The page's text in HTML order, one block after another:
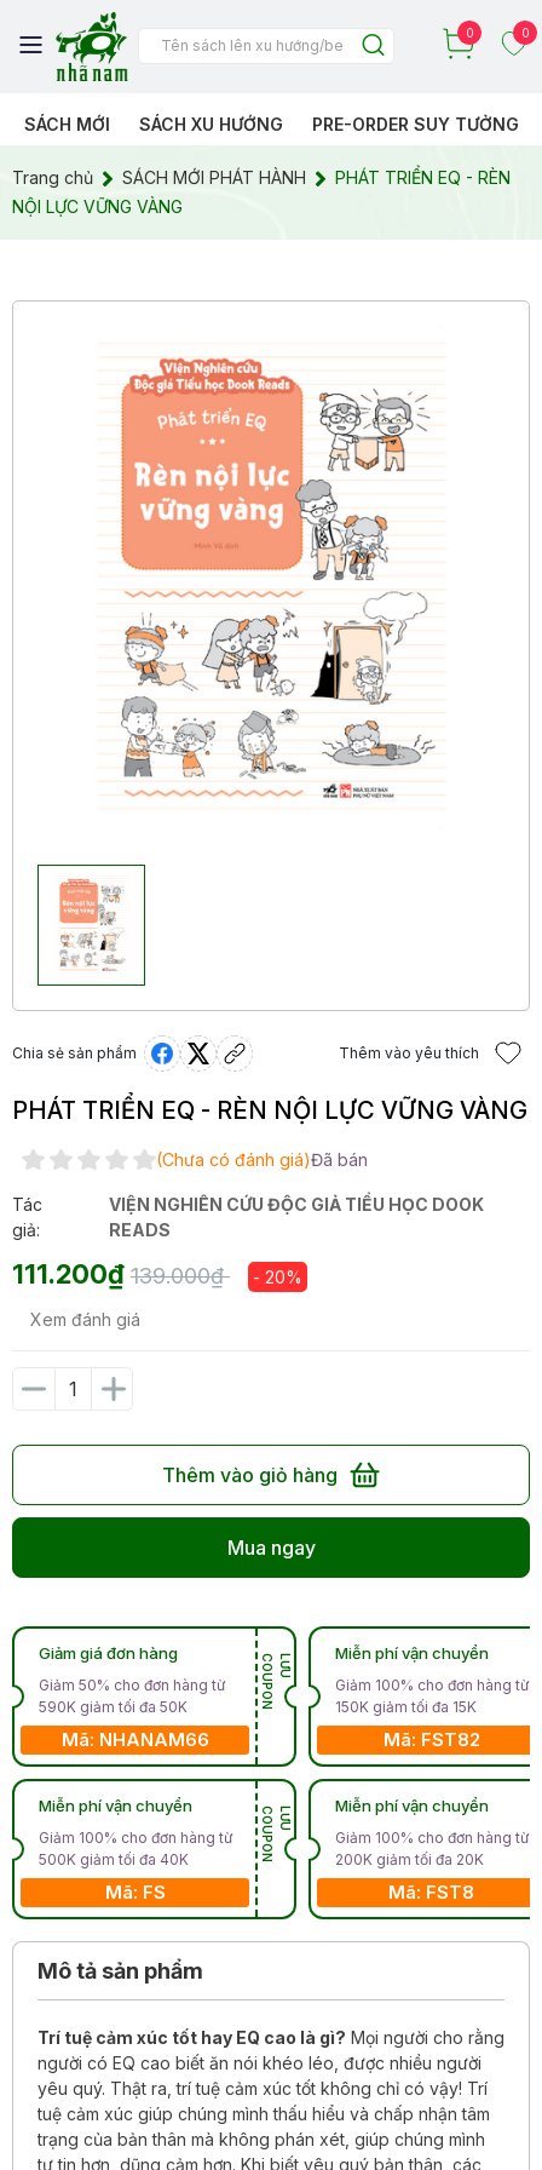
0 0
SÁCH MỚI SÁCH XU HƯỚNG PRE-ORDER SUY TƯỞNG
Trang chủ SÁCH MỚI PHÁT HÀNH
PHÁT TRIỂN EQ - RÈN
NỘI LỰC VỮNG VÀNG
Chia sẻ sản phẩm Thêm vào yêu thích
PHÁT TRIỂN EQ - RÈN NỘI LỰC VỮNG VÀNG
(Chưa có đánh giá)Đã bán
Tác
giả:
VIỆN NGHIÊN CỨU ĐỘC GIẢ TIỂU HỌC DOOK
READS
111.200₫ 139.000₫ - 20%
Xem đánh giá
Thêm vào giỏ hàng
Mua ngay
Giảm giá đơn hàng
Giảm 50% cho đơn hàng từ
590K giảm tối đa 50K
Mã: NHANAM66
L
Ư
U
C
O
U
P
O
N
Miễn phí vận chuyển
Giảm 100% cho đơn hàng từ
500K giảm tối đa 40K
Mã: FS
L
Ư
U
C
O
U
P
O
N
Miễn phí vận chuyển
Giảm 100% cho đơn hàng từ
150K giảm tối đa 15K
Mã: FST82
Miễn phí vận chuyển
Giảm 100% cho đơn hàng từ
200K giảm tối đa 20K
Mã: FST8
Mô tả sản phẩm
Trí tuệ cảm xúc tốt hay EQ cao là gì? Mọi người cho rằng
người có EQ cao biết ăn nói khéo léo, được nhiều người
yêu quý. Thật ra, trí tuệ cảm xúc tốt không chỉ có vậy! Trí
tuệ cảm xúc giúp chúng mình thấu hiểu và chấp nhận tâm
trạng của bản thân mà không phán xét, giúp chúng mình
tự tin hơn, dũng cảm hơn. Khi biết yêu quý bản thân, các